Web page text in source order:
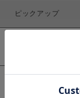
ピックアップ